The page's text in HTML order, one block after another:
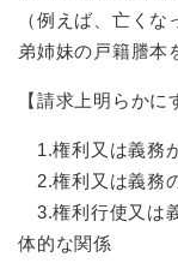
（例えば、亡く
弟姉妹の戸籍謄本
【請求上明らかに
1.権利又は義務
2.権利又は義務
3.権利行使又は
体的な関係